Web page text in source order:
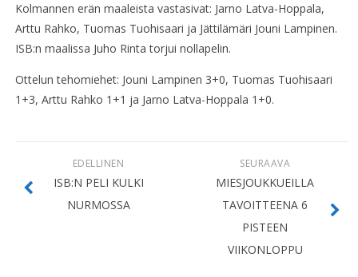
Kolmannen erän maaleista vastasivat: Jarno Latva-Hoppala,
Arttu Rahko, Tuomas Tuohisaari ja Jättilämäri Jouni Lampinen.
ISB:n maalissa Juho Rinta torjui nollapelin.
Ottelun tehomiehet: Jouni Lampinen 3+0, Tuomas Tuohisaari
1+3, Arttu Rahko 1+1 ja Jarno Latva-Hoppala 1+0.
SEURAAVA
MIESJOUKKUEILLA
TAVOITTEENA 6
PISTEEN
VIIKONLOPPU
EDELLINEN
ISB:N PELI KULKI
NURMOSSA